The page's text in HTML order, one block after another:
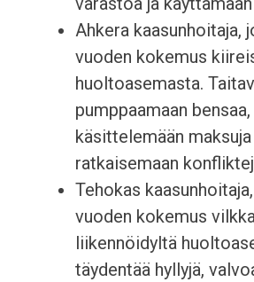
Ahkera kaasunhoitaja,
vuoden kokemus
huoltoasemasta.
pumppaamaan bensaa,
käsittelemään maksuja
ratkaisemaan
Tehokas
vuoden kokemus
liikennöidyltä
täydentää hyllyjä,